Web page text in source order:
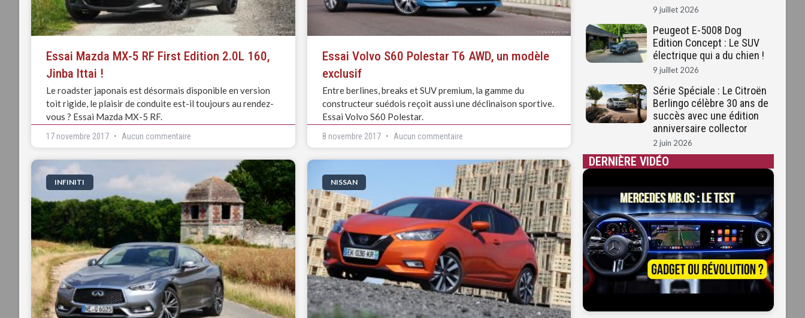
Essai Mazda MX-5 RF First Edition 2.0L 160,
Jinba Ittai !
Le roadster japonais est désormais disponible en version
toit rigide, le plaisir de conduite est-il toujours au rendez-
vous ? Essai Mazda MX-5 RF.
17 novembre 2017 Aucun commentaire
Essai Volvo S60 Polestar T6 AWD, un modèle
exclusif
Entre berlines, breaks et SUV premium, la gamme du
constructeur suédois reçoit aussi une déclinaison sportive.
Essai Volvo S60 Polestar.
8 novembre 2017 Aucun commentaire
INFINITI NISSAN
9 juillet 2026
Peugeot E-5008 Dog
Edition Concept : Le SUV
électrique qui a du chien !
9 juillet 2026
Série Spéciale : Le Citroën
Berlingo célèbre 30 ans de
succès avec une édition
anniversaire collector
2 juin 2026
DERNIÈRE VIDÉO